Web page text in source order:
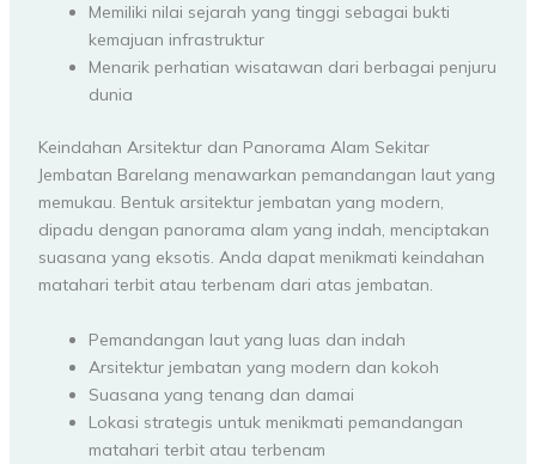
Memiliki nilai sejarah yang tinggi sebagai bukti
kemajuan infrastruktur
Menarik perhatian wisatawan dari berbagai penjuru
dunia
Keindahan Arsitektur dan Panorama Alam Sekitar
Jembatan Barelang menawarkan pemandangan laut yang
memukau. Bentuk arsitektur jembatan yang modern,
dipadu dengan panorama alam yang indah, menciptakan
suasana yang eksotis. Anda dapat menikmati keindahan
matahari terbit atau terbenam dari atas jembatan.
Pemandangan laut yang luas dan indah
Arsitektur jembatan yang modern dan kokoh
Suasana yang tenang dan damai
Lokasi strategis untuk menikmati pemandangan
matahari terbit atau terbenam